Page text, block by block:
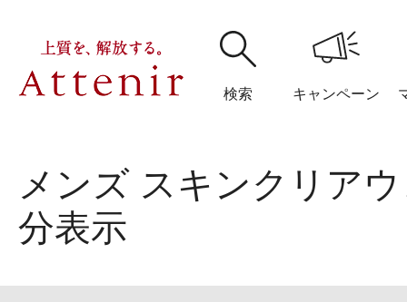
検索 キャンペーン
購入履歴 閲覧履
メンズ スキンクリア
分表示